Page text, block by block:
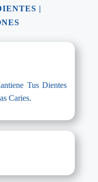
|
Tus Dientes
Caries.